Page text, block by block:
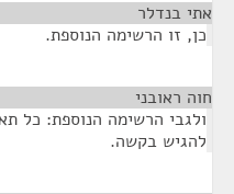
אתי בנדלר
כן, זו הרשימה הנוספת.
חוה ראובני
ולגבי הרשימה הנוספת: כל
להגיש בקשה.